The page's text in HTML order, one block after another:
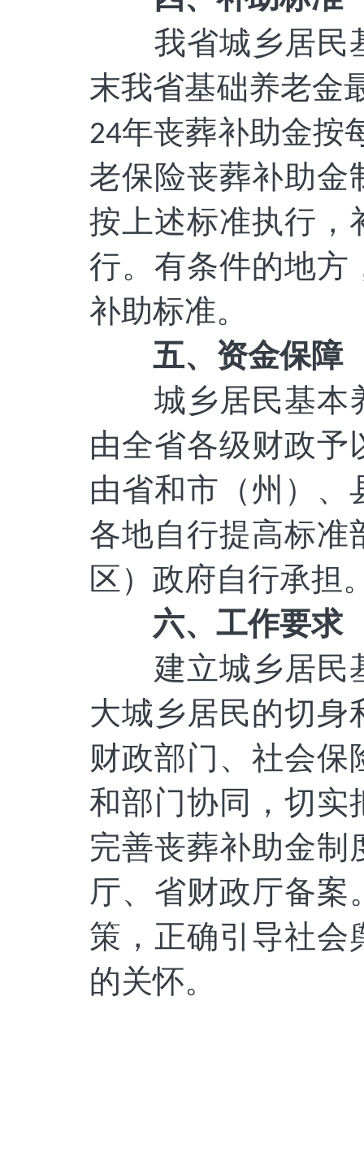
我省城乡居民
末我省基础养老金
24年丧葬补助金按
老保险丧葬补助金
按 上述标准执行，
行。有条件的地方
补助标准。
五、 资金保障
城乡居民基本
由全省各级财政予
由省和市（州）、
各地自行提高标准
区）政府自行承担
六、 工作要求
建立城乡居民
大城乡居民的切身
财政部门、社会保
和部门协同，切实
完善丧葬补助金制
厅、省财政厅备案
策，正确引导社会
的关怀。